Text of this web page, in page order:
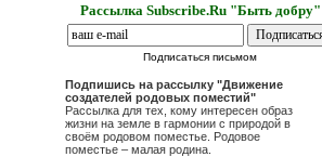
Рассылка Subscribe.Ru "Быть добру"
Подписаться письмом
Подпишись на рассылку "Движение
создателей родовых поместий"
Рассылка для тех, кому интересен образ
жизни на земле в гармонии с природой в
своём родовом поместье. Родовое
поместье – малая родина.